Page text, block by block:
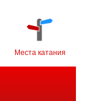
Места катания